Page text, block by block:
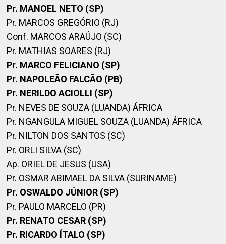
Pr. MANOEL NETO (SP)
Pr. MARCOS GREGÓRIO (RJ)
Conf. MARCOS ARAÚJO (SC)
Pr. MATHIAS SOARES (RJ)
Pr. MARCO FELICIANO (SP)
Pr. NAPOLEÃO FALCÃO (PB)
Pr. NERILDO ACIOLLI (SP)
Pr. NEVES DE SOUZA (LUANDA) ÁFRICA
Pr. NGANGULA MIGUEL SOUZA (LUANDA) ÁFRICA
Pr. NILTON DOS SANTOS (SC)
Pr. ORLI SILVA (SC)
Ap. ORIEL DE JESUS (USA)
Pr. OSMAR ABIMAEL DA SILVA (SURINAME)
Pr. OSWALDO JÚNIOR (SP)
Pr. PAULO MARCELO (PR)
Pr. RENATO CESAR (SP)
Pr. RICARDO ÍTALO (SP)